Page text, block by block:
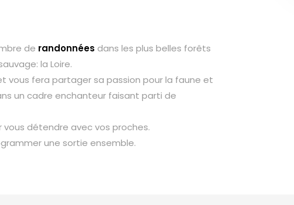
de randonnées dans les plus belles forêts
la Loire.
vous fera partager sa passion pour la faune et
un cadre enchanteur faisant parti de
détendre avec vos proches.
une sortie ensemble.